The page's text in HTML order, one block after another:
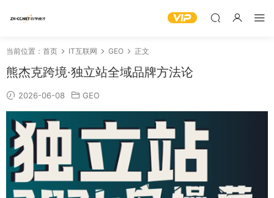
当前位置： 首页 IT互联网 GEO 正文
熊杰克跨境·独立站全域品牌方法论
2026-06-08 GEO